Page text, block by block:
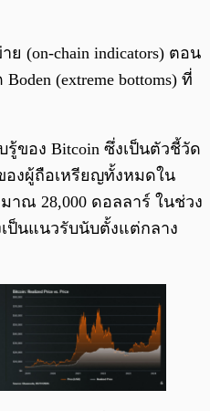
ย (on-chain indicators) ตอน
(extreme bottoms) ที่
ของ Bitcoin ซึ่งเป็นตัวชี้วัด
งผู้ถือเหรียญทั้งหมดใน
าณ 28,000 ดอลลาร์ ในช่วง
ป็นแนวรับนับตั้งแต่กลาง